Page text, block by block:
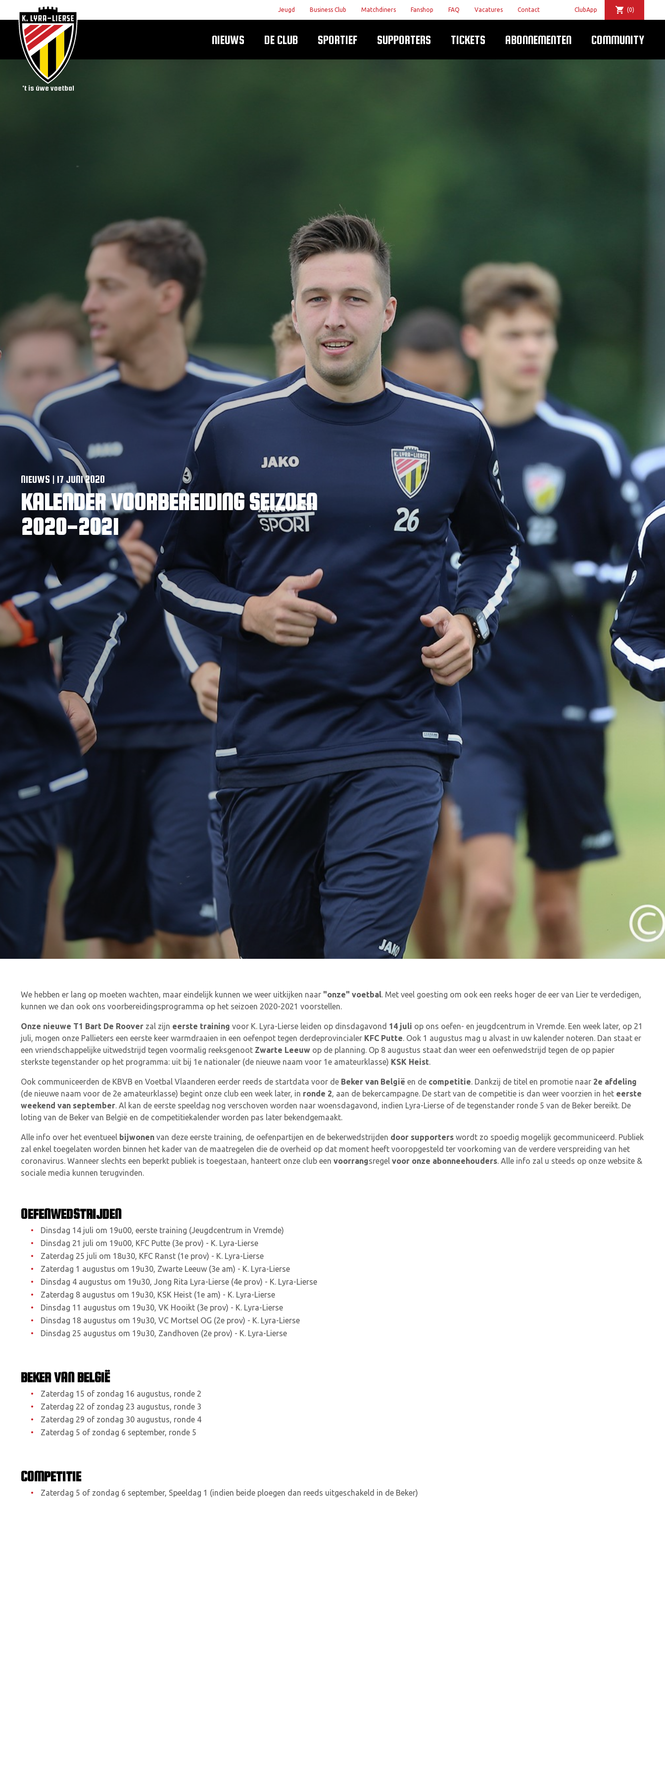
't is úwe voetbal
Jeugd Business Club Matchdiners Fanshop FAQ Vacatures Contact ClubApp (0)
NIEUWS DE CLUB SPORTIEF SUPPORTERS TICKETS ABONNEMENTEN COMMUNITY
NIEUWS | 17 JUNI 2020
KALENDER VOORBEREIDING SEIZOEN
2020-2021
We hebben er lang op moeten wachten, maar eindelijk kunnen we weer uitkijken naar "onze" voetbal . Met veel goesting om ook een reeks hoger de eer van Lier te verdedigen,
kunnen we dan ook ons voorbereidingsprogramma op het seizoen 2020-2021 voorstellen.
Onze nieuwe T1 Bart De Roover zal zijn eerste training voor K. Lyra-Lierse leiden op dinsdagavond 14 juli op ons oefen- en jeugdcentrum in Vremde. Een week later, op 21
juli, mogen onze Pallieters een eerste keer warmdraaien in een oefenpot tegen derdeprovincialer KFC Putte . Ook 1 augustus mag u alvast in uw kalender noteren. Dan staat er
een vriendschappelijke uitwedstrijd tegen voormalig reeksgenoot Zwarte Leeuw op de planning. Op 8 augustus staat dan weer een oefenwedstrijd tegen de op papier
sterkste tegenstander op het programma: uit bij 1e nationaler (de nieuwe naam voor 1e amateurklasse) KSK Heist
Ook communiceerden de KBVB en Voetbal Vlaanderen eerder reeds de startdata voor de Beker van België en de competitie . Dankzij de titel en promotie naar 2e afdeling
(de nieuwe naam voor de 2e amateurklasse) begint onze club een week later, in ronde 2 , aan de bekercampagne. De start van de competitie is dan weer voorzien in het eerste
weekend van september . Al kan de eerste speeldag nog verschoven worden naar woensdagavond, indien Lyra-Lierse of de tegenstander ronde 5 van de Beker bereikt. De
loting van de Beker van België en de competitiekalender worden pas later bekendgemaakt.
Alle info over het eventueel bijwonen van deze eerste training, de oefenpartijen en de bekerwedstrijden door supporters wordt zo spoedig mogelijk gecommuniceerd. Publiek
zal enkel toegelaten worden binnen het kader van de maatregelen die de overheid op dat moment heeft vooropgesteld ter voorkoming van de verdere verspreiding van het
coronavirus. Wanneer slechts een beperkt publiek is toegestaan, hanteert onze club een voorrangsregel voor onze abonneehouders . Alle info zal u steeds op onze website &
sociale media kunnen terugvinden.
OEFENWEDSTRIJDEN
Dinsdag 14 juli om 19u00, eerste training (Jeugdcentrum in Vremde)
Dinsdag 21 juli om 19u00, KFC Putte (3e prov) - K. Lyra-Lierse
Zaterdag 25 juli om 18u30, KFC Ranst (1e prov) - K. Lyra-Lierse
Zaterdag 1 augustus om 19u30, Zwarte Leeuw (3e am) - K. Lyra-Lierse
Dinsdag 4 augustus om 19u30, Jong Rita Lyra-Lierse (4e prov) - K. Lyra-Lierse
Zaterdag 8 augustus om 19u30, KSK Heist (1e am) - K. Lyra-Lierse
Dinsdag 11 augustus om 19u30, VK Hooikt (3e prov) - K. Lyra-Lierse
Dinsdag 18 augustus om 19u30, VC Mortsel OG (2e prov) - K. Lyra-Lierse
Dinsdag 25 augustus om 19u30, Zandhoven (2e prov) - K. Lyra-Lierse
BEKER VAN BELGIË
Zaterdag 15 of zondag 16 augustus, ronde 2
Zaterdag 22 of zondag 23 augustus, ronde 3
Zaterdag 29 of zondag 30 augustus, ronde 4
Zaterdag 5 of zondag 6 september, ronde 5
COMPETITIE
Zaterdag 5 of zondag 6 september, Speeldag 1 (indien beide ploegen dan reeds uitgeschakeld in de Beker)